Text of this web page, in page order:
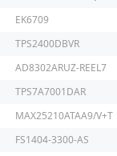
EK6709
TPS2400DBVR
AD8302ARUZ-REEL7
TPS7A7001DAR
MAX25210ATAA9/V+T
FS1404-3300-AS